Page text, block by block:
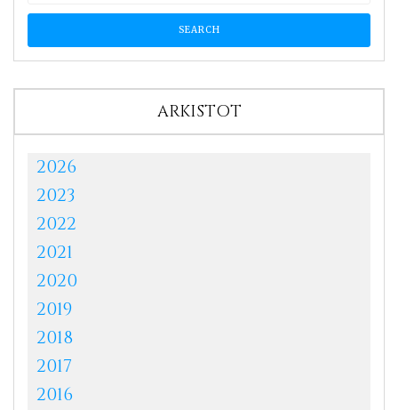
ARKISTOT
2026
2023
2022
2021
2020
2019
2018
2017
2016